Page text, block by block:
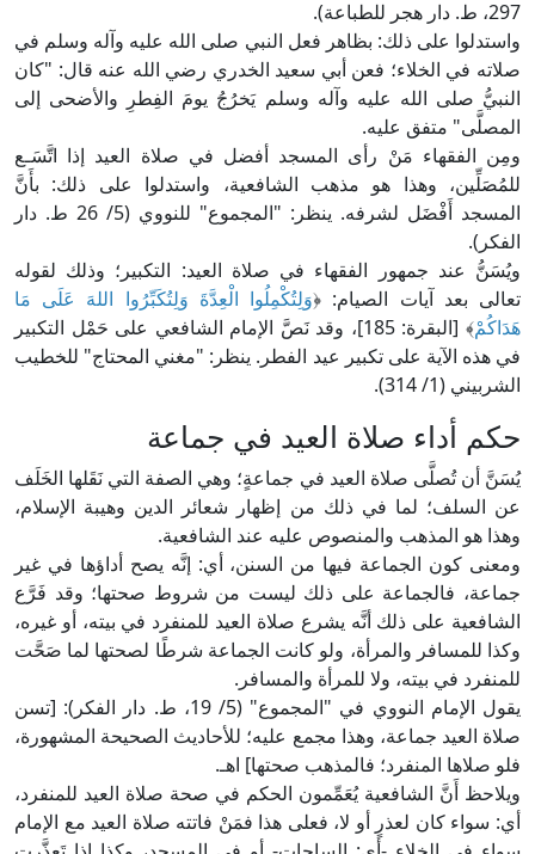
297، ط. دار هجر للطباعة).
واستدلوا على ذلك: بظاهر فعل النبي صلى الله عليه وآله وسلم في
صلاته في الخلاء؛ فعن أبي سعيد الخدري رضي الله عنه قال: "كان
النبيُّ صلى الله عليه وآله وسلم يَخرُجُ يومَ الفِطرِ والأضحى إلى
المصلَّى" متفق عليه.
ومِن الفقهاء مَنْ رأى المسجد أفضل في صلاة العيد إذا اتَّسَـع
للمُصَلِّين، وهذا هو مذهب الشافعية، واستدلوا على ذلك: بأَنَّ
المسجد أَفْضَل لشرفه. ينظر: "المجموع" للنووي (5/ 26 ط. دار
الفكر).
ويُسَنُّ عند جمهور الفقهاء في صلاة العيد: التكبير؛ وذلك لقوله
تعالى بعد آيات الصيام: ﴿وَلِتُكْمِلُوا الْعِدَّةَ وَلِتُكَبِّرُوا اللهَ عَلَى مَا
هَدَاكُمْ
﴾ [البقرة: 185]، وقد نَصَّ الإمام الشافعي على حَمْل التكبير
في هذه الآية على تكبير عيد الفطر. ينظر: "مغني المحتاج" للخطيب
الشربيني (1/ 314).
حكم أداء صلاة العيد في جماعة
يُسَنَّ أن تُصلَّى صلاة العيد في جماعةٍ؛ وهي الصفة التي نَقَلها الخَلَف
عن السلف؛ لما في ذلك من إظهار شعائر الدين وهيبة الإسلام،
وهذا هو المذهب والمنصوص عليه عند الشافعية.
ومعنى كون الجماعة فيها من السنن، أي: إنَّه يصح أداؤها في غير
جماعة، فالجماعة على ذلك ليست من شروط صحتها؛ وقد فَرَّع
الشافعية على ذلك أنَّه يشرع صلاة العيد للمنفرد في بيته، أو غيره،
وكذا للمسافر والمرأة، ولو كانت الجماعة شرطًا لصحتها لما صَحَّت
للمنفرد في بيته، ولا للمرأة والمسافر.
يقول الإمام النووي في "المجموع" (5/ 19، ط. دار الفكر): [تسن
صلاة العيد جماعة، وهذا مجمع عليه؛ للأحاديث الصحيحة المشهورة،
فلو صلاها المنفرد؛ فالمذهب صحتها] اهـ.
ويلاحظ أَنَّ الشافعية يُعَمِّمون الحكم في صحة صلاة العيد للمنفرد،
أي: سواء كان لعذرٍ أو لا، فعلى هذا فمَنْ فاتته صلاة العيد مع الإمام